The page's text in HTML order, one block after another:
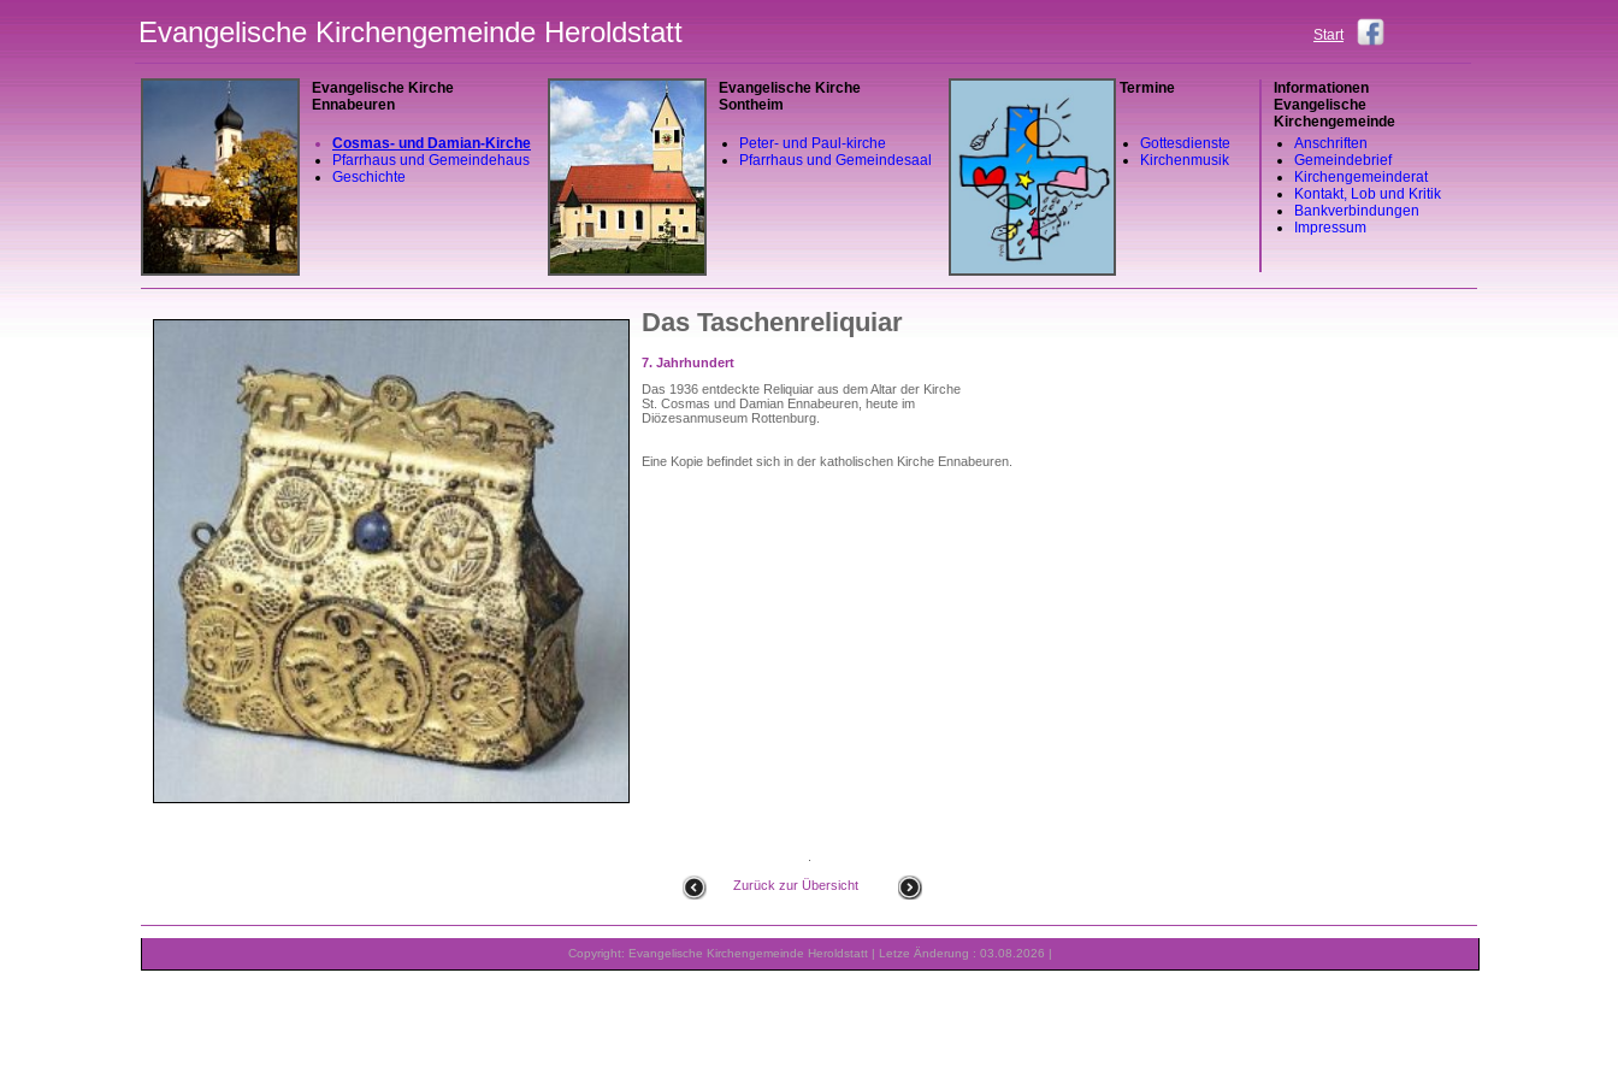
Evangelische Kirchengemeinde Heroldstatt Start
Evangelische Kirche
Ennabeuren
Cosmas- und Damian-Kirche
Pfarrhaus und Gemeindehaus
Geschichte
Evangelische Kirche
Sontheim
Peter- und Paul-kirche
Pfarrhaus und Gemeindesaal
Termine
Gottesdienste
Kirchenmusik
Informationen
Evangelische
Kirchengemeinde
Anschriften
Gemeindebrief
Kirchengemeinderat
Kontakt, Lob und Kritik
Bankverbindungen
Impressum
Das Taschenreliquiar
7. Jahrhundert
Das 1936 entdeckte Reliquiar aus dem Altar der Kirche
St. Cosmas und Damian Ennabeuren, heute im
Diözesanmuseum Rottenburg.
Eine Kopie befindet sich in der katholischen Kirche Ennabeuren.
Zurück zur Übersicht
Copyright: Evangelische Kirchengemeinde Heroldstatt | Letze Änderung : 03.08.2026 |